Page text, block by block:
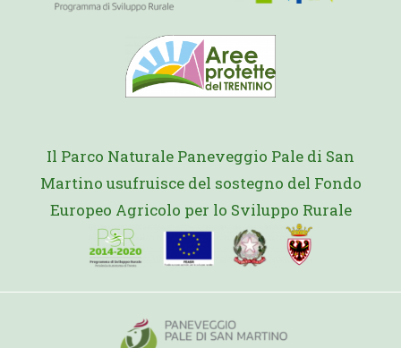
Il Parco Naturale Paneveggio Pale di San
Martino usufruisce del sostegno del Fondo
Europeo Agricolo per lo Sviluppo Rurale